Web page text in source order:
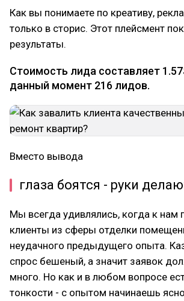
Как вы понимаете по креативу,
только в сторис. Этот плейсмент
результаты.
Стоимость лида составляет
данный момент 216 лидов.
Вместо вывода
глаза боятся - руки
Мы всегда удивлялись, когда к нам
клиенты из сферы отделки
неудачного предыдущего опыта.
спрос бешеный, а значит заявок
много. Но как и в любом вопросе
тонкости - с опытом начинаешь